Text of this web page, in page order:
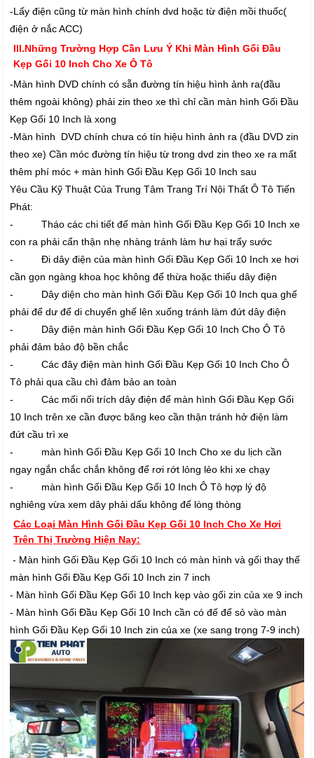
-Lấy điện cũng từ màn hình chính dvd hoặc từ điện mồi thuốc(
điện ở nắc ACC)
III.Những Trường Hợp Cần Lưu Ý Khi Màn Hình Gối Đầu
Kẹp Gối 10 Inch Cho Xe Ô Tô
-Màn hình DVD chính có sẵn đường tín hiệu hình ảnh ra(đầu
thêm ngoài không) phải zin theo xe thì chỉ cần màn hình Gối Đầu
Kẹp Gối 10 Inch là xong
-Màn hình DVD chính chưa có tín hiệu hình ảnh ra (đầu DVD zin
theo xe) Cần móc đường tín hiệu từ trong dvd zin theo xe ra mất
thêm phí móc + màn hình Gối Đầu Kẹp Gối 10 Inch sau
Yêu Cầu Kỹ Thuật Của Trung Tâm Trang Trí Nội Thất Ô Tô Tiến
Phát:
- Tháo các chi tiết để màn hình Gối Đầu Kẹp Gối 10 Inch xe
con ra phải cẩn thận nhẹ nhàng tránh làm hư hại trấy sước
- Đi dây điện của màn hình Gối Đầu Kẹp Gối 10 Inch xe hơi
cần gọn ngàng khoa học không để thừa hoặc thiếu dây điện
- Dây diện cho màn hình Gối Đầu Kẹp Gối 10 Inch qua ghế
phải để dư để di chuyển ghế lên xuống tránh làm đứt dây điện
- Dây điện màn hình Gối Đầu Kẹp Gối 10 Inch Cho Ô Tô
phải đảm bảo độ bền chắc
- Các đây điện màn hình Gối Đầu Kẹp Gối 10 Inch Cho Ô
Tô phải qua cầu chì đảm bảo an toàn
- Các mối nối trích dây điện để màn hình Gối Đầu Kẹp Gối
10 Inch trên xe cần được băng keo cần thận tránh hở điện làm
đứt cầu trì xe
- màn hình Gối Đầu Kẹp Gối 10 Inch Cho xe du lịch cần
ngay ngắn chắc chắn không để rơi rớt lỏng lẻo khi xe chạy
- màn hình Gối Đầu Kẹp Gối 10 Inch Ô Tô hợp lý độ
nghiêng vừa xem dây phải dấu không để lòng thòng
Các Loại Màn Hình Gối Đầu Kẹp Gối 10 Inch Cho Xe Hơi
Trên Thị Trường Hiện Nay:
- Màn hinh Gối Đầu Kẹp Gối 10 Inch có màn hình và gối thay thế
màn hình Gối Đầu Kẹp Gối 10 Inch zin 7 inch
- Màn hình Gối Đầu Kẹp Gối 10 Inch kẹp vào gối zin của xe 9 inch
- Màn hình Gối Đầu Kẹp Gối 10 Inch cần có đế để sỏ vào màn
hình Gối Đầu Kẹp Gối 10 Inch zin của xe (xe sang trọng 7-9 inch)